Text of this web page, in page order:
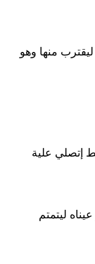
منها وهو
إتصلي علية
ليتمتم